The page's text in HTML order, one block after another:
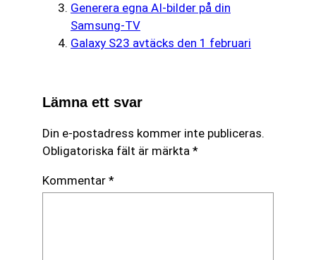
Generera egna AI-bilder på din
Samsung-TV
Galaxy S23 avtäcks den 1 februari
Lämna ett svar
Din e-postadress kommer inte publiceras.
Obligatoriska fält är märkta *
Kommentar *